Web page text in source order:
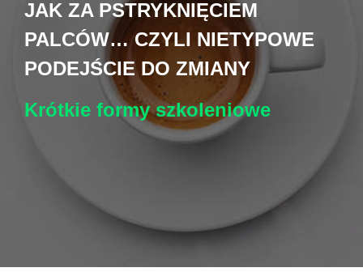
JAK ZA PSTRYKNIĘCIEM
PALCÓW… CZYLI NIETYPOWE
PODEJŚCIE DO ZMIANY
Krótkie formy szkoleniowe